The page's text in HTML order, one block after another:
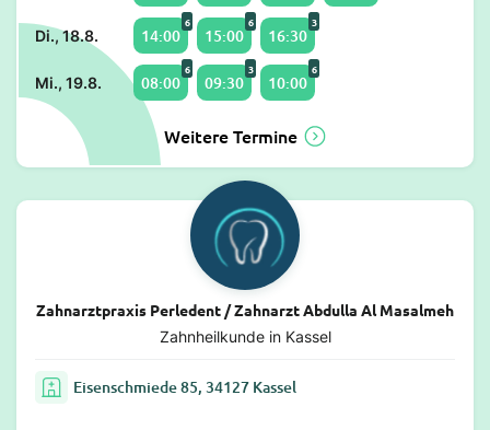
Di., 18.8. 14:00
6
15:00
6
16:30
3
Mi., 19.8. 08:00
6
09:30
3
10:00
6
Weitere Termine
Zahnarztpraxis Perledent / Zahnarzt Abdulla Al Masalmeh
Zahnheilkunde in Kassel
Eisenschmiede 85, 34127 Kassel